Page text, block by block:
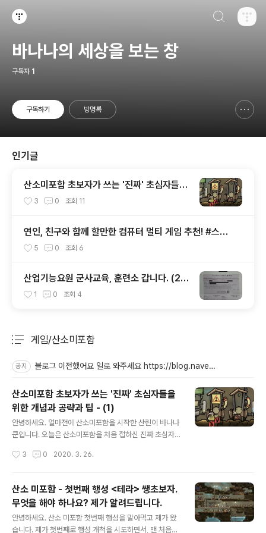
바나나의 세상을 보는 창
구독자 1
구독하기 방명록
인기글
산소미포함 초보자가 쓰는 '진짜' 초심자들을
위한 개념과 공략과 팁 - (1)
3 0 조회 11
연인, 친구와 함께 할만한 컴퓨터 멀티 게임 추천! #스팀
#Steam
5 0 조회 6
산업기능요원 군사교육, 훈련소 갑니다. (20
20.04.02 - 2020.04.29)
1 0 조회 4
게임/산소미포함
공지 블로그 이전했어요 일로 와주세요 https://blog.naver.com/kkubuk_i
산소미포함 초보자가 쓰는 '진짜' 초심자들을
위한 개념과 공략과 팁 - (1)
안녕하세요. 얼마전에 산소미포함을 시작한 산린이 바나나
쿤입니다. 오늘은 산소미포함을 처음 접하신 진짜 초심자
다. 도움이 되기를....ㅎㅎ 목차 1. 행성에 들어오자마자 땅
로 간이침대를 지어요! 3. 발전기 배치는 이렇게! 4. 연구
활성화 5. '방'의 개념 6. 기체의 무게 1. 행성에 들어오자마
자 땅을 파고 뒷간 + 세면대 + 피처 펌프 건설! 1일차에 뒷
간와 세면대, 그리고 세면대에 필요한 피처 펌프를 짓지 않
으면 바닥에 더러운 물이 가득 생기고 걸레질을 해야 합니
3 0 2020. 3. 26.
산소 미포함 - 첫번째 행성 <테라> 쌩초보자.
무엇을 해야 하나요? 제가 알려드립니다.
안녕하세요. 산소 미포함 첫번째 행성을 말아먹고 제가 왔
습니다. 제가 첫번째로 행성 개척을 시도하면서, 맨 처음에